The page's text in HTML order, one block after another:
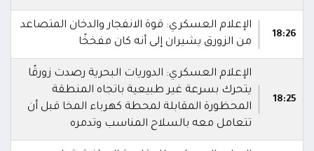
18:26
الإعلام العسكري: قوة الانفجار والدخان المتصاعد
من الزورق يشيران إلى أنه كان مفخخًا
18:25
الإعلام العسكري: الدوريات البحرية رصدت زورقًا
يتحرك بسرعة غير طبيعية باتجاه المنطقة
المحظورة المقابلة لمحطة كهرباء المخا قبل أن
تتعامل معه بالسلاح المناسب وتدمره